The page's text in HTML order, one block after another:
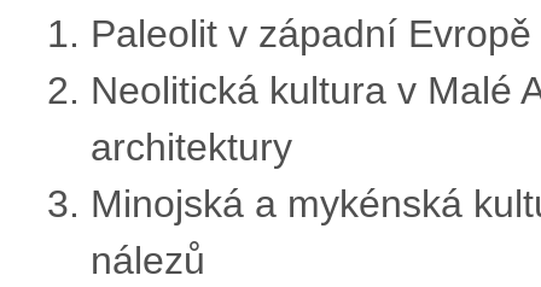
Paleolit v západní
Neolitická kultura v Malé
architektury
Minojská a mykénská
nálezů